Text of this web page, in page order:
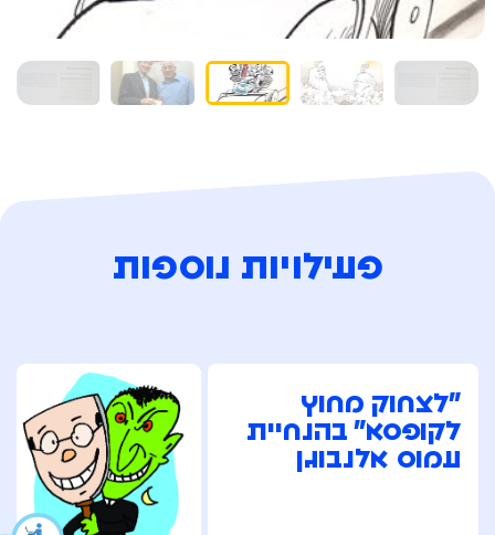
פעילויות נוספות
"לצחוק מחוץ
לקופסא" בהנחיית
עמוס אלנבוגן